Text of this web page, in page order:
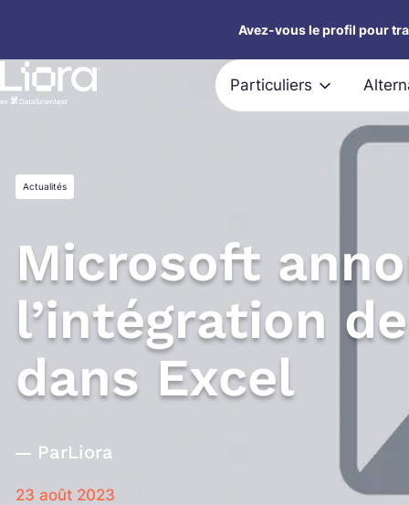
contenu
Avez-vous le profil pour
Particuliers
Actualités
Microsoft
l’intégration
dans Excel
ParLiora
23 août 2023